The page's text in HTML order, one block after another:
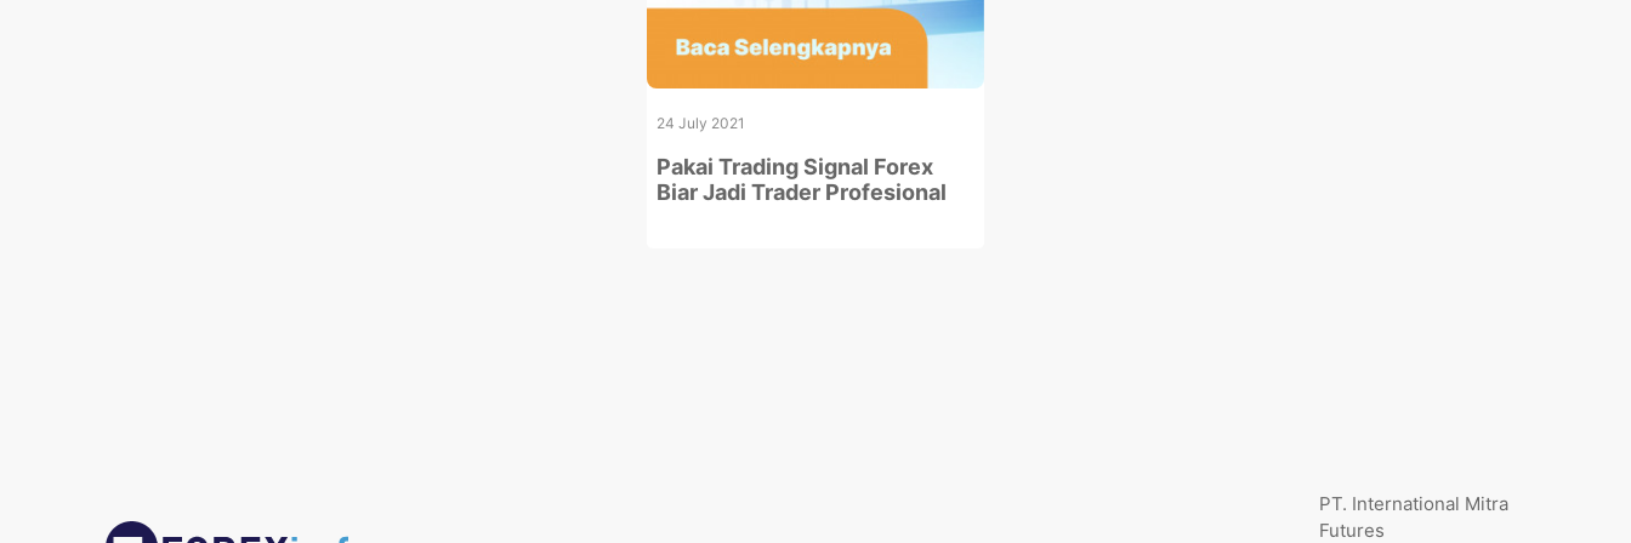
24 July 2021
Pakai Trading Signal Forex
Biar Jadi Trader Profesional
PT. International Mitra
Futures